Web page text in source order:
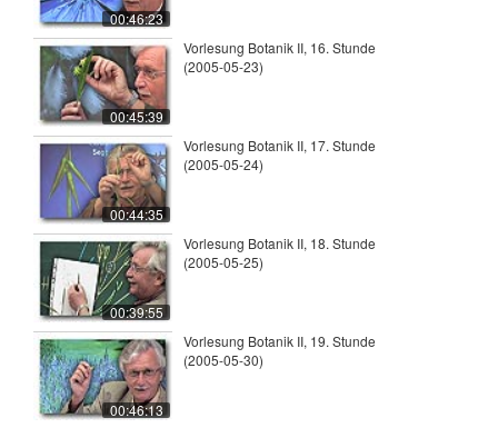
00:46:23
00:45:39
Vorlesung Botanik II, 16. Stunde
(2005-05-23)
00:44:35
Vorlesung Botanik II, 17. Stunde
(2005-05-24)
00:39:55
Vorlesung Botanik II, 18. Stunde
(2005-05-25)
00:46:13
Vorlesung Botanik II, 19. Stunde
(2005-05-30)